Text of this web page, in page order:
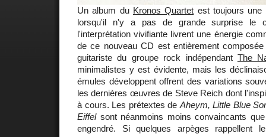
Un album du Kronos Quartet est toujours une
lorsqu'il n'y a pas de grande surprise le
l'interprétation vivifiante livrent une énergie
de ce nouveau CD est entièrement
guitariste du groupe rock indépendant The
minimalistes y est évidente, mais les
émules développent offrent des variations
les dernières œuvres de Steve Reich dont
à cours. Les prétextes de Aheym, Little Blue
Eiffelsont néanmoins moins convaincants
engendré. Si quelques arpèges rappellent